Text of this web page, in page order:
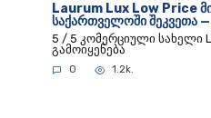
Laurum Lux Low Price
საქართველოში შეკვეთა
5 / 5 კომერციული სახელი
გამოიყენება
0 1.2k.